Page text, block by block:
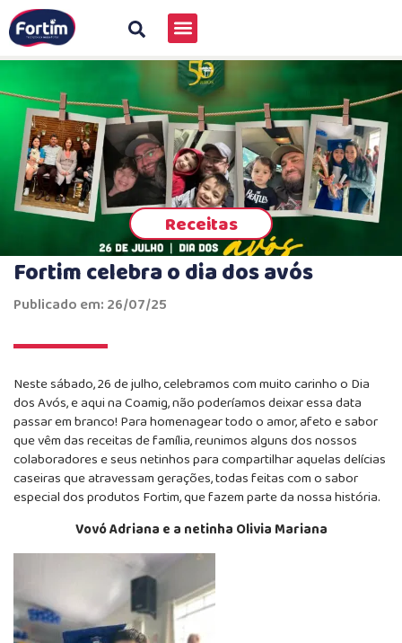
Receitas
Fortim celebra o dia dos avós
Publicado em: 26/07/25
Neste sábado, 26 de julho, celebramos com muito carinho o Dia
dos Avós, e aqui na Coamig, não poderíamos deixar essa data
passar em branco! Para homenagear todo o amor, afeto e sabor
que vêm das receitas de família, reunimos alguns dos nossos
colaboradores e seus netinhos para compartilhar aquelas delícias
caseiras que atravessam gerações, todas feitas com o sabor
especial dos produtos Fortim, que fazem parte da nossa história.
Vovó Adriana e a netinha Olivia Mariana